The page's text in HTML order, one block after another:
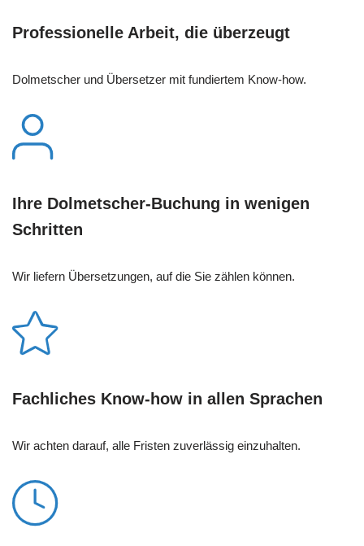
Professionelle Arbeit, die überzeugt
Dolmetscher und Übersetzer mit fundiertem Know-how.
Ihre Dolmetscher-Buchung in wenigen
Schritten
Wir liefern Übersetzungen, auf die Sie zählen können.
Fachliches Know-how in allen Sprachen
Wir achten darauf, alle Fristen zuverlässig einzuhalten.